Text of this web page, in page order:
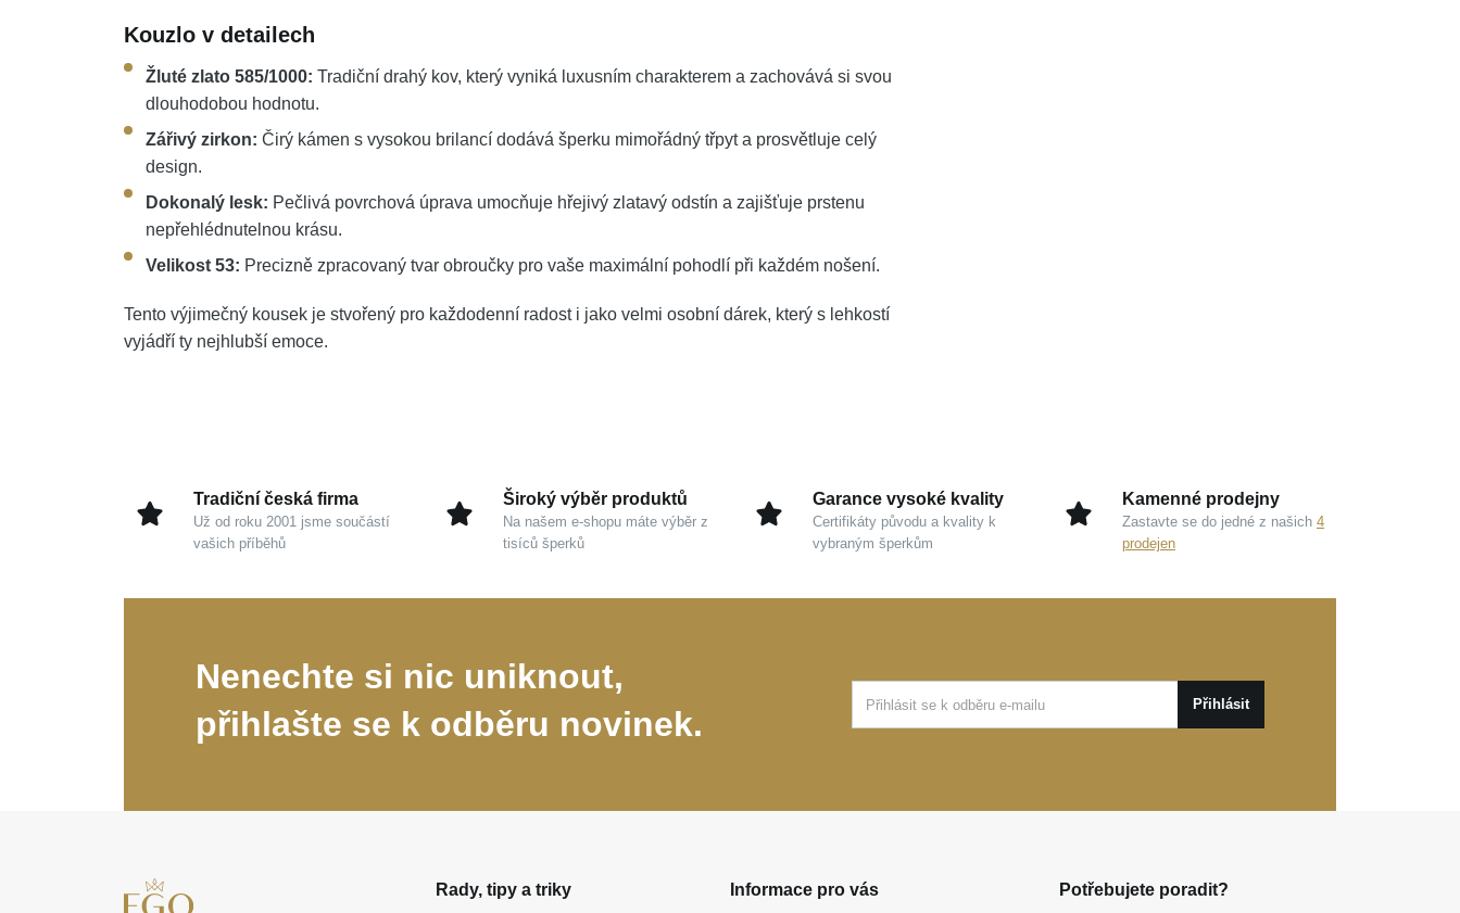
Kouzlo v detailech
Žluté zlato 585/1000: Tradiční drahý kov, který vyniká luxusním charakterem a zachovává si svou
dlouhodobou hodnotu.
Zářivý zirkon: Čirý kámen s vysokou brilancí dodává šperku mimořádný třpyt a prosvětluje celý
design.
Dokonalý lesk: Pečlivá povrchová úprava umocňuje hřejivý zlatavý odstín a zajišťuje prstenu
nepřehlédnutelnou krásu.
Velikost 53: Precizně zpracovaný tvar obroučky pro vaše maximální pohodlí při každém nošení.
Tento výjimečný kousek je stvořený pro každodenní radost i jako velmi osobní dárek, který s lehkostí
vyjádří ty nejhlubší emoce.
Tradiční česká firma
Už od roku 2001 jsme součástí
vašich příběhů
Široký výběr produktů
Na našem e-shopu máte výběr z
tisíců šperků
Garance vysoké kvality
Certifikáty původu a kvality k
vybraným šperkům
Kamenné prodejny
Zastavte se do jedné z našich 4
prodejen
Nenechte si nic uniknout,
přihlašte se k odběru novinek.
Přihlásit
Rady, tipy a triky Informace pro vás Potřebujete poradit?